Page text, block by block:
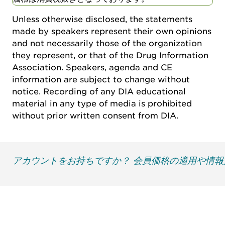
Unless otherwise disclosed, the statements
made by speakers represent their own opinions
and not necessarily those of the organization
they represent, or that of the Drug Information
Association. Speakers, agenda and CE
information are subject to change without
notice. Recording of any DIA educational
material in any type of media is prohibited
without prior written consent from DIA.
アカウントをお持ちですか？ 会員価格の適用や情